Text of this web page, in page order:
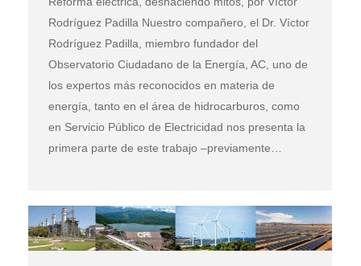
Rodríguez Padilla Nuestro compañero, el Dr. Víctor
Rodríguez Padilla, miembro fundador del
Observatorio Ciudadano de la Energía, AC, uno de
los expertos más reconocidos en materia de
energía, tanto en el área de hidrocarburos, como
en Servicio Público de Electricidad nos presenta la
primera parte de este trabajo –previamente…